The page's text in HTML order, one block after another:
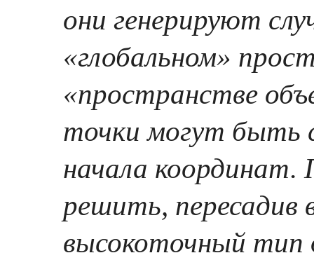
они генерируют
«глобальном»
«пространстве
точки могут быть
начала
решить, пересадив
высокоточный тип